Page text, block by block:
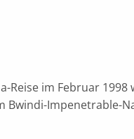
Reise im Februar
Bwindi-Impenetrable-